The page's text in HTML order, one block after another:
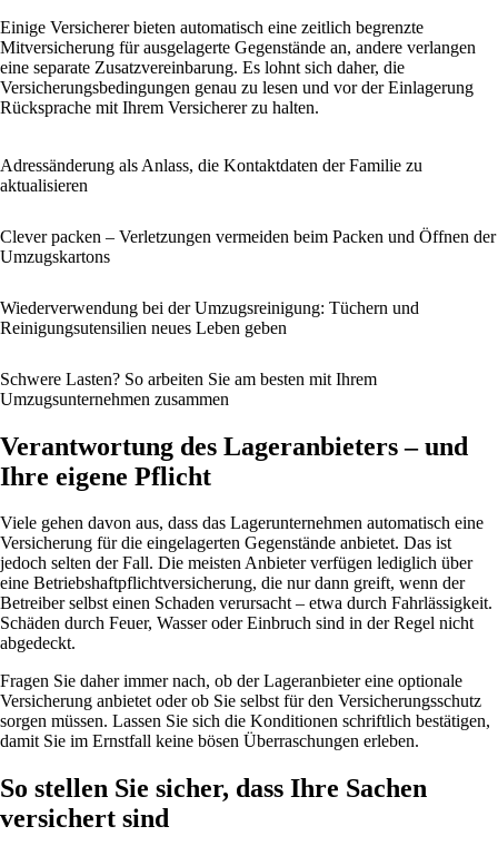
Einige Versicherer bieten automatisch eine zeitlich begrenzte
Mitversicherung für ausgelagerte Gegenstände an, andere verlangen
eine separate Zusatzvereinbarung. Es lohnt sich daher, die
Versicherungsbedingungen genau zu lesen und vor der Einlagerung
Rücksprache mit Ihrem Versicherer zu halten.
Adressänderung als Anlass, die Kontaktdaten der Familie zu
aktualisieren
Clever packen – Verletzungen vermeiden beim Packen und Öffnen der
Umzugskartons
Wiederverwendung bei der Umzugsreinigung: Tüchern und
Reinigungsutensilien neues Leben geben
Schwere Lasten? So arbeiten Sie am besten mit Ihrem
Umzugsunternehmen zusammen
Verantwortung des Lageranbieters – und
Ihre eigene Pflicht
Viele gehen davon aus, dass das Lagerunternehmen automatisch eine
Versicherung für die eingelagerten Gegenstände anbietet. Das ist
jedoch selten der Fall. Die meisten Anbieter verfügen lediglich über
eine Betriebshaftpflichtversicherung, die nur dann greift, wenn der
Betreiber selbst einen Schaden verursacht – etwa durch Fahrlässigkeit.
Schäden durch Feuer, Wasser oder Einbruch sind in der Regel nicht
abgedeckt.
Fragen Sie daher immer nach, ob der Lageranbieter eine optionale
Versicherung anbietet oder ob Sie selbst für den Versicherungsschutz
sorgen müssen. Lassen Sie sich die Konditionen schriftlich bestätigen,
damit Sie im Ernstfall keine bösen Überraschungen erleben.
So stellen Sie sicher, dass Ihre Sachen
versichert sind